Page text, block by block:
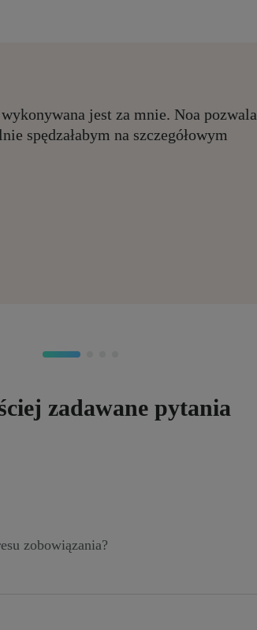
jest za mnie. Noa pozwala
spędzałabym na szczegółowym
zadawane pytania
zobowiązania?